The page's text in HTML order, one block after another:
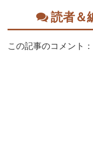
読者＆
この記事のコメント